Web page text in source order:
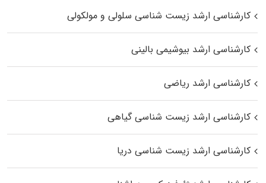
کارشناسی ارشد زیست شناسی سلولی و مولکولی
کارشناسی ارشد بیوشیمی بالینی
کارشناسی ارشد ریاضی
کارشناسی ارشد زیست‌ شناسی گیاهی
کارشناسی ارشد زیست‌ شناسی دریا